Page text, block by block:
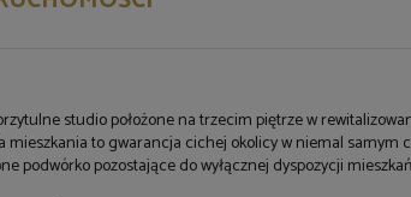
studiopołożone na trzecim piętrze w
mieszkaniato gwarancja cichej okolicy w niemal samym
podwórko pozostające do wyłącznej dyspozycji